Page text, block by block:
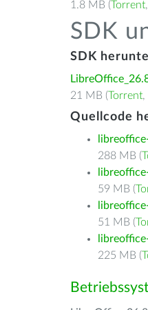
1.8 MB (Torrent,
SDK
SDK
21 MB (Torrent,
Quellcode
288 MB (
59 MB (
51 MB (
225 MB (